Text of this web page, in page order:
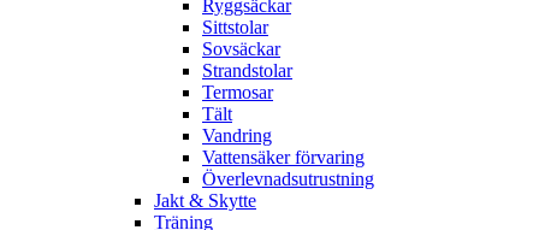
Ryggsäckar
Sittstolar
Sovsäckar
Strandstolar
Termosar
Tält
Vandring
Vattensäker förvaring
Överlevnadsutrustning
Jakt & Skytte
Träning